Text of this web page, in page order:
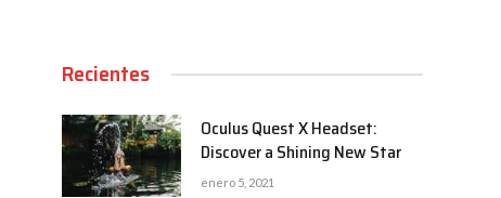
Recientes
Oculus Quest X Headset:
Discover a Shining New Star
enero 5, 2021